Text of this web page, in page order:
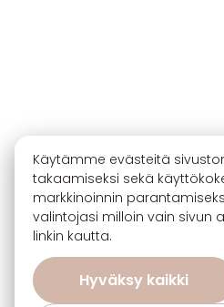
Käytämme evästeitä
takaamiseksi sekä
markkinoinnin
valintojasi milloin vain sivun
linkin kautta.
Hyväksy kaikki